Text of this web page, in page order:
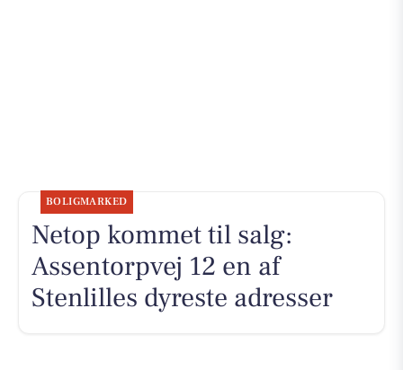
BOLIGMARKED
Netop kommet til salg:
Assentorpvej 12 en af
Stenlilles dyreste adresser